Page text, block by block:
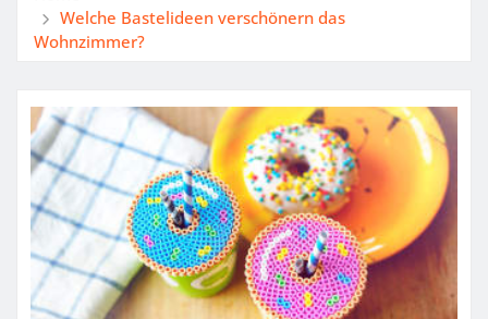
Welche Bastelideen verschönern das
Wohnzimmer?